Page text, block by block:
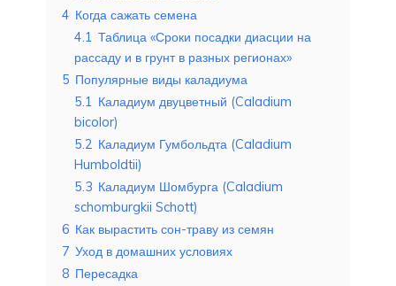
4 Когда сажать семена
4.1 Таблица «Сроки посадки диасции на
рассаду и в грунт в разных регионах»
5 Популярные виды каладиума
5.1 Каладиум двуцветный (Caladium
bicolor)
5.2 Каладиум Гумбольдта (Caladium
Humboldtii)
5.3 Каладиум Шомбурга (Caladium
schomburgkii Schott)
6 Как вырастить сон-траву из семян
7 Уход в домашних условиях
8 Пересадка